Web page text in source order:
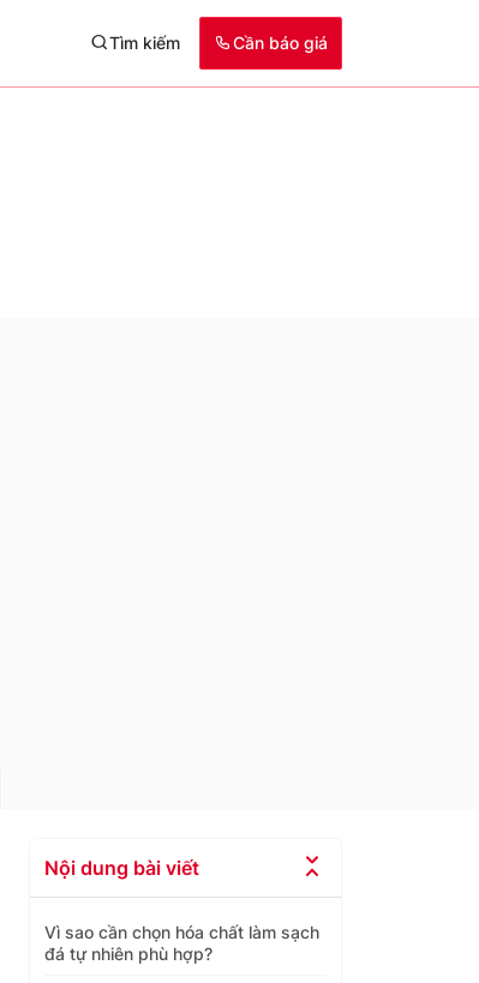
Tìm kiếm Cần báo giá
Nội dung bài viết
Vì sao cần chọn hóa chất làm sạch
đá tự nhiên phù hợp?